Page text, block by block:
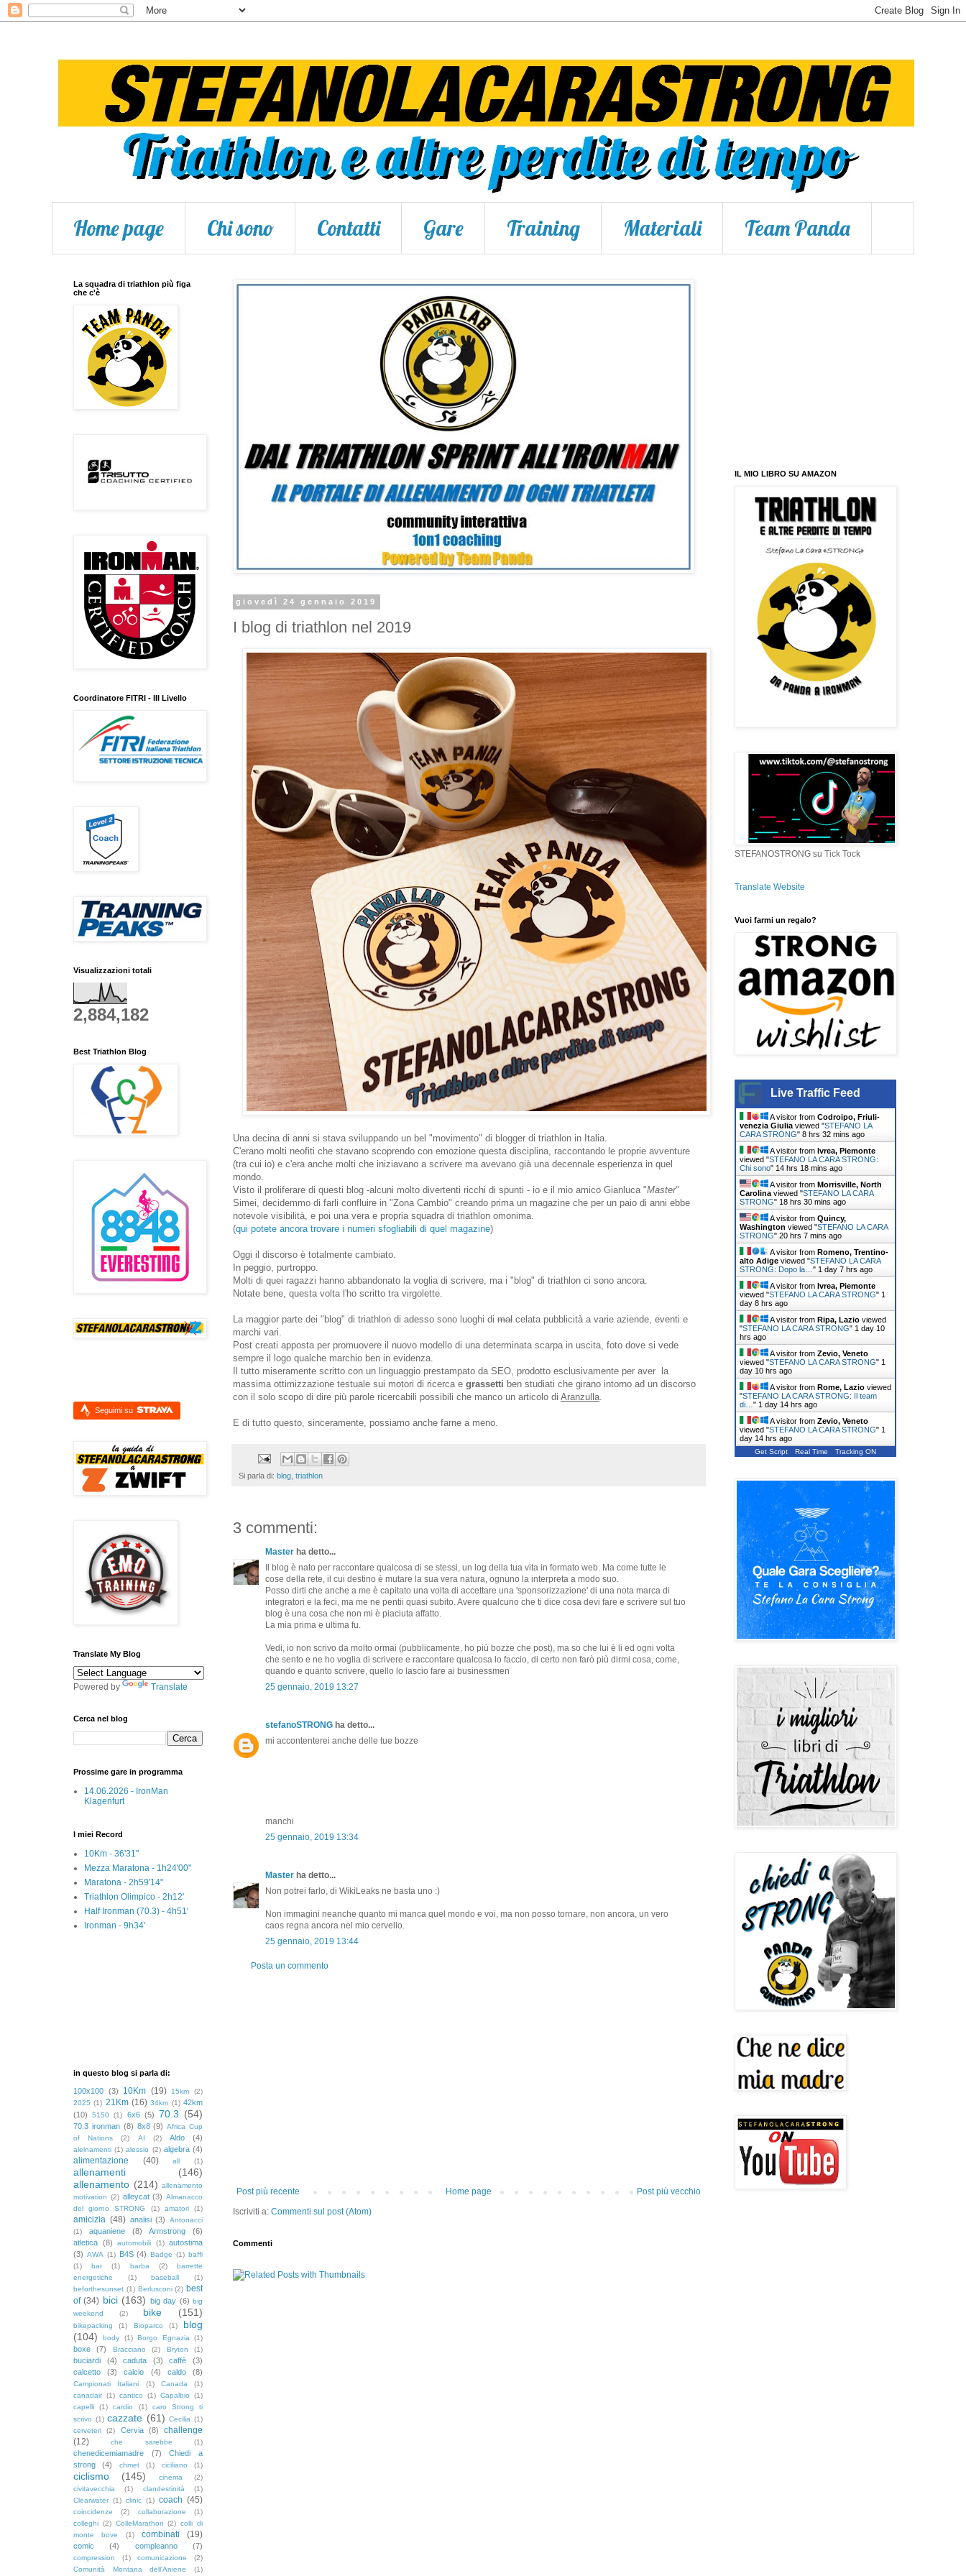
Home page Chi sono Contatti Gare Training Materiali Team Panda
giovedì 24 gennaio 2019
I blog di triathlon nel 2019
Una decina di anni si stava sviluppando un bel "movimento" di blogger di triathlon in Italia.
C'erano molti neofiti che stavano scoprendo con emozione questa disciplina, raccontando le proprie avventure
(tra cui io) e c'era anche molti che iniziavano a scrivere ma avevano già una decennale esperienza in quel
mondo.
Visto il proliferare di questi blog -alcuni molto divertenti ricchi di spunti - io e il mio amico Gianluca "Master"
Simei, decidemmo di farli confluire in "Zona Cambio" creando prima un magazine che per un paio di anni ebbe
notevole visibilità, e poi una vera e propria squadra di triathlon omonima.
(qui potete ancora trovare i numeri sfogliabili di quel magazine)
Oggi il discorso è totalmente cambiato.
In peggio, purtroppo.
Molti di quei ragazzi hanno abbandonato la voglia di scrivere, ma i "blog" di triathlon ci sono ancora.
Notate bene, questa volta l'ho scritto tra virgolette.
La maggior parte dei "blog" di triathlon di adesso sono luoghi di mal celata pubblicità a varie aziende, eventi e
marchi vari.
Post creati apposta per promuovere il nuovo modello di una determinata scarpa in uscita, foto dove si vede
sempre il logo qualche marchio ben in evidenza.
Il tutto miseramente scritto con un linguaggio prestampato da SEO, prodotto esclusivamente per aver la
massima ottimizzazione testuale sui motori di ricerca e grassetti ben studiati che girano intorno ad un discorso
con il solo scopo di dire più parole ricercabili possibili che manco un articolo di Aranzulla.
E di tutto questo, sinceramente, possiamo anche farne a meno.
Si parla di: blog triathlon
3 commenti:
Master ha detto...
Il blog è nato per raccontare qualcosa di se stessi, un log della tua vita in formato web. Ma come tutte le
cose della rete, il cui destino è mutare la sua vera natura, ognuno la interpreta a modo suo.
Posso dirti che anche a me è capitato una volta di accettare una 'sponsorizzazione' di una nota marca di
integratori e la feci, ma me ne pentii quasi subito. Avere qualcuno che ti dice cosa devi fare e scrivere sul tuo
blog è una cosa che non mi è piaciuta affatto.
La mia prima e ultima fu.
Vedi, io non scrivo da molto ormai (pubblicamente, ho più bozze che post), ma so che lui è li ed ogni volta
che sento e ne ho voglia di scrivere e raccontare qualcosa lo faccio, di certo non farò più dirmi cosa, come,
quando e quanto scrivere, quello lo lascio fare ai businessmen
25 gennaio, 2019 13:27
stefanoSTRONG ha detto...
mi accontenterei anche delle tue bozze
manchi
25 gennaio, 2019 13:34
Master ha detto...
Non potrei farlo, di WikiLeaks ne basta uno :)
Non immagini neanche quanto mi manca quel mondo e voi, ma non posso tornare, non ancora, un vero
caos regna ancora nel mio cervello.
25 gennaio, 2019 13:44
Posta un commento
Post più recente Post più vecchio
Home page
Iscriviti a: Commenti sul post (Atom)
Commenti
La squadra di triathlon più figa
che c'è
Coordinatore FITRI - III Livello
Visualizzazioni totali
2,884,182
Best Triathlon Blog
Seguimi su
Translate My Blog
Powered by Translate
Cerca nel blog
Prossime gare in programma
14.06.2026 - IronMan
Klagenfurt
I miei Record
10Km - 36'31"
Mezza Maratona - 1h24'00"
Maratona - 2h59'14"
Triathlon Olimpico - 2h12'
Half Ironman (70.3) - 4h51'
Ironman - 9h34'
in questo blog si parla di:
100x100 (3) 10Km (19) 15km
(2)
2025 (1) 21Km (16) 34km (1) 42km
(10)
5150 (1) 6x6 (5) 70.3 (54)
70.3 ironman (8) 8x8 (9) Africa Cup
of Nations
(2) AI (2) Aldo (4)
alelnamenti (1) alessio (2) algebra (4)
alimentazione (40) all (1)
allenamenti
(146)
allenamento (214) allenamento
motivation (2) alleycat (3) Almanacco
del giorno STRONG
(1) amatori (1)
amicizia (48) analisi (3)
Antonacci
(1)
aquaniene (8) Armstrong
(6)
atletica (8) automobili (1) autostima
(3) AWA (1) B4S (4) Badge (1) baffi
(1)
bar (1) barba (2)
barrette
energetiche
(1) baseball
(1)
beforthesunset (1) Berlusconi (2) best
of (34) bici (163) big day (6) big
weekend
(2) bike (151)
bikepacking (1) Bioparco (1)
blog
(104)
body (1) Borgo Egnazia (1)
boxe (7) Bracciano (2) Bryton (1)
buciardi (4) caduta (3) caffè
(3)
calcetto
(3) calcio (4) caldo (8)
Campionati Italiani (1) Canada
(1)
canadair (1) cantico (1) Capalbio
(1)
capelli
(1) cardio (1)
caro Strong ti
scrivo (1) cazzate (61) Cecilia (1)
cerveteri
(2) Cervia (8)
challenge
(12)
che sarebbe (1)
chenedicemiamadre (7)
Chiedi a
strong
(4) chmet (1) ciciliano (1)
ciclismo (145) cinema
(2)
civitavecchia
(1) clandestinità
(1)
Clearwater (1) clinic (1) coach (45)
coincidenze (2) collaborazione
(1)
colleghi (2) ColleMarathon (2) colli di
monte bove
(1) combinati (19)
comic (4) compleanno (7)
compression (1) comunicazione
(2)
Comunità Montana dell'Aniene
(1)
IL MIO LIBRO SU AMAZON
STEFANOSTRONG su Tick Tock
Translate Website
Vuoi farmi un regalo?
Live Traffic Feed
A visitor from Codroipo, Friuli-
venezia Giulia viewed "STEFANO LA
CARA STRONG" 8 hrs 32 mins ago
A visitor from Ivrea, Piemonte
viewed "STEFANO LA CARA STRONG:
Chi sono" 14 hrs 18 mins ago
A visitor from Morrisville, North
Carolina viewed "STEFANO LA CARA
STRONG" 18 hrs 30 mins ago
A visitor from Quincy,
Washington viewed "STEFANO LA CARA
STRONG" 20 hrs 7 mins ago
A visitor from Romeno, Trentino-
alto Adige viewed "STEFANO LA CARA
STRONG: Dopo la… " 1 day 7 hrs ago
A visitor from Ivrea, Piemonte
viewed "STEFANO LA CARA STRONG" 1
day 8 hrs ago
A visitor from Ripa, Lazio viewed
"STEFANO LA CARA STRONG" 1 day 10
hrs ago
A visitor from Zevio, Veneto
viewed "STEFANO LA CARA STRONG" 1
day 10 hrs ago
A visitor from Rome, Lazio viewed
"STEFANO LA CARA STRONG: Il team
di… " 1 day 14 hrs ago
A visitor from Zevio, Veneto
viewed "STEFANO LA CARA STRONG" 1
day 14 hrs ago
Get Script Real Time Tracking ON